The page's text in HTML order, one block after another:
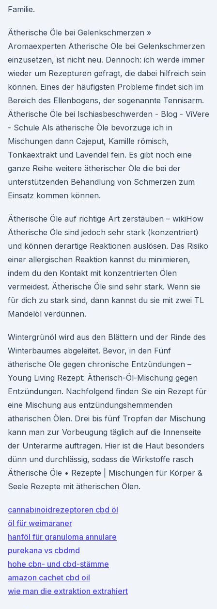
Familie.
Ätherische Öle bei Gelenkschmerzen »
Aromaexperten Ätherische Öle bei Gelenkschmerzen
einzusetzen, ist nicht neu. Dennoch: ich werde immer
wieder um Rezepturen gefragt, die dabei hilfreich sein
können. Eines der häufigsten Probleme findet sich im
Bereich des Ellenbogens, der sogenannte Tennisarm.
Ätherische Öle bei Ischiasbeschwerden - Blog - ViVere
- Schule Als ätherische Öle bevorzuge ich in
Mischungen dann Cajeput, Kamille römisch,
Tonkaextrakt und Lavendel fein. Es gibt noch eine
ganze Reihe weitere ätherischer Öle die bei der
unterstützenden Behandlung von Schmerzen zum
Einsatz kommen können.
Ätherische Öle auf richtige Art zerstäuben – wikiHow
Ätherische Öle sind jedoch sehr stark (konzentriert)
und können derartige Reaktionen auslösen. Das Risiko
einer allergischen Reaktion kannst du minimieren,
indem du den Kontakt mit konzentrierten Ölen
vermeidest. Ätherische Öle sind sehr stark. Wenn sie
für dich zu stark sind, dann kannst du sie mit zwei TL
Mandelöl verdünnen.
Wintergrünöl wird aus den Blättern und der Rinde des
Winterbaumes abgeleitet. Bevor, in den Fünf
ätherische Öle gegen chronische Entzündungen –
Young Living Rezept: Ätherisch-Öl-Mischung gegen
Entzündungen. Nachfolgend finden Sie ein Rezept für
eine Mischung aus entzündungshemmenden
ätherischen Ölen. Drei bis fünf Tropfen der Mischung
kann man zur Vorbeugung täglich auf die Innenseite
der Unterarme auftragen. Hier ist die Haut besonders
dünn und durchlässig, sodass die Wirkstoffe rasch
Ätherische Öle • Rezepte | Mischungen für Körper &
Seele Rezepte mit ätherischen Ölen.
cannabinoidrezeptoren cbd öl
öl für weimaraner
hanföl für granuloma annulare
purekana vs cbdmd
hohe cbn- und cbd-stämme
amazon cachet cbd oil
wie man die extraktion extrahiert